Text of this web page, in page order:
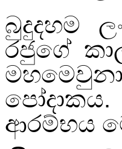
බුදුදහම
රජුගේ
ආරම්භය